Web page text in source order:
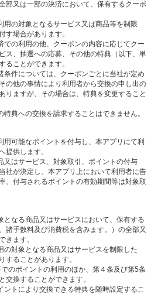
部又は一部の決済において、保有するクーポ
の対象となるサービス又は商品等を制限
す場合があります。
の利用の他、クーポンの内容に応じてクー
ス、抽選への応募、その他の特典（以下、単
ることができます。
件については、クーポンごとに当社が定め
の他の事情により利用者から交換の申し出の
りますが、その場合は、特典を変更すること
典への交換を請求することはできません。
可能なポイントを付与し、本アプリにて利
提供します。
はサービス、対象取引、ポイントの付与
社が決定し、本アプリ上において利用者に告
、付与されるポイントの有効期間等は対象取
なる商品又はサービスにおいて、保有する
諸手数料及び消費税を含みます。）の全部又
きます。
対象となる商品又はサービスを制限した
することがあります。
のポイントの利用のほか、第４条及び第5条
交換することができます。
トにより交換できる特典を随時設定するこ